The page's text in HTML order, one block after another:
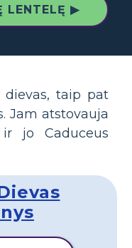
LENTELĘ ▶
dievas, taip pat
Jam atstovauja
jo Caduceus